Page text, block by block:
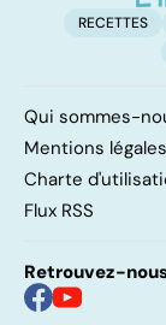
RECETTES
Qui sommes-
Mentions légales
Charte
Flux RSS
Retrouvez-